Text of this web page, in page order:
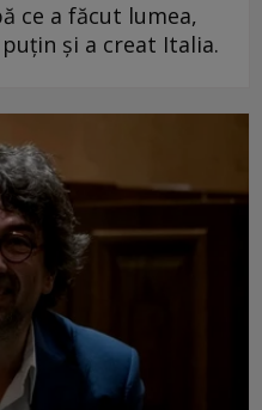
ce a făcut lumea,
și a creat Italia.